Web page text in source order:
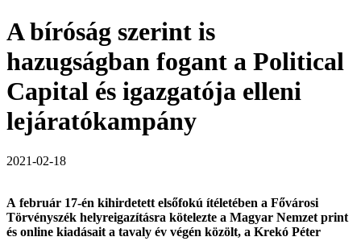
A bíróság szerint is
hazugságban fogant a Political
Capital és igazgatója elleni
lejáratókampány
2021-02-18
A február 17-én kihirdetett elsőfokú ítéletében a Fővárosi
Törvényszék helyreigazításra kötelezte a Magyar Nemzet print
és online kiadásait a tavaly év végén közölt, a Krekó Péter